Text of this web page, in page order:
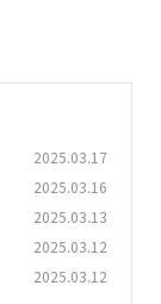
2025.03.17
2025.03.16
2025.03.13
2025.03.12
2025.03.12